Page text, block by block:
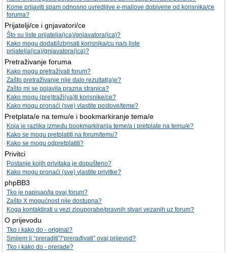
Kome prijaviti spam odnosno uvredljive e-mailove dobivene od korisnika/ce
foruma?
Prijatelji/ce i gnjavatori/ce
Što su liste prijatelja(ica)/gnjavatora(ica)?
Kako mogu dodati/izbrisati korisnika/cu na/s liste
prijatelja(ica)/gnjavatora(ica)?
Pretraživanje foruma
Kako mogu pretraživati forum?
Zašto pretraživanje nije dalo rezultat(a)e?
Zašto mi se pojavila prazna stranica?
Kako mogu (pre)traži(va)ti korisnike/ce?
Kako mogu pronaći (sve) vlastite postove/teme?
Pretplata/e na temu/e i bookmarkiranje tema/e
Koja je razlika između bookmarkiranja teme/a i pretplate na temu/e?
Kako se mogu pretplatiti na forum/temu?
Kako se mogu odpretplatiti?
Privitci
Postanje kojih privitaka je dopušteno?
Kako mogu pronaći (sve) vlastite privitke?
phpBB3
Tko je napisao/la ovaj forum?
Zašto X mogućnost nije dostupna?
Koga kontaktirati u vezi zlouporabe/pravnih stvari vezanih uz forum?
O prijevodu
Tko i kako do - original?
Smijem li “preraditi”/“prerađivati” ovaj prijevod?
Tko i kako do - prerade?